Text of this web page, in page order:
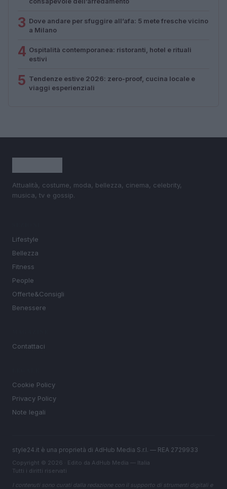
3 Dove andare per sfuggire all’afa: 5 mete fresche vicino
a Milano
4 Ospitalità contemporanea: ristoranti, hotel e rituali
estivi
5 Tendenze estive 2026: zero-proof, cucina locale e
viaggi esperienziali
Attualità, costume, moda, bellezza, cinema, celebrity,
musica, tv e gossip.
Lifestyle
Bellezza
Fitness
People
Offerte&Consigli
Benessere
Contattaci
Cookie Policy
Privacy Policy
Note legali
style24.it è una proprietà di AdHub Media S.r.l. — REA 2729933
Copyright © 2026 · Edito da AdHub Media — Italia
Tutti i diritti riservati
I contenuti sono curati dalla redazione con il supporto di strumenti digitali e